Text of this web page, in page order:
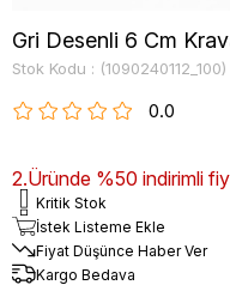
Gri Desenli 6 Cm
Stok Kodu (1090240112_100)
0.0
2.Üründe %50 indirimli
Kritik Stok
İstek Listeme Ekle
Fiyat Düşünce Haber Ver
Kargo Bedava